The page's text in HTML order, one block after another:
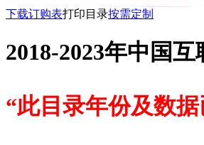
下载订购表打印目录按需定制
2018-2023年中国
“此目录年份及数